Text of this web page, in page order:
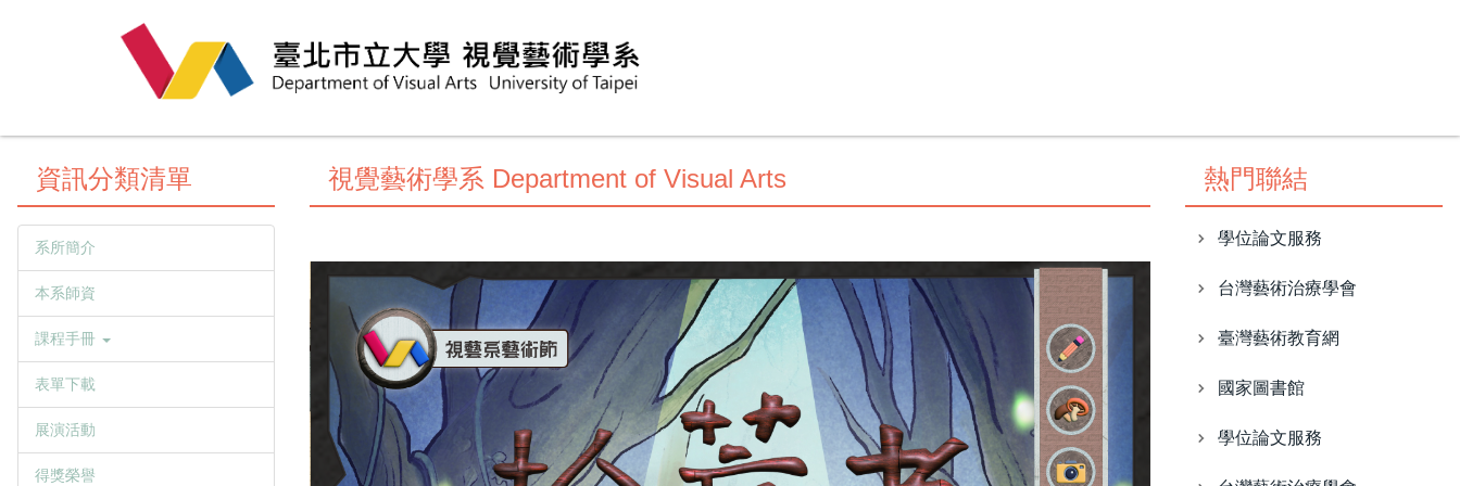
資訊分類清單
系所簡介
本系師資
課程手冊
表單下載
展演活動
得獎榮譽
王耀俊 老
師
高震峰 老師
蕭惠君 老師
視覺藝術學系 Department of Visual Arts 熱門聯結
國家圖書館
學位論文服務
台灣藝術治療學會
臺灣藝術教育網
國家圖書館
學位論文服務
台灣藝術治療學會